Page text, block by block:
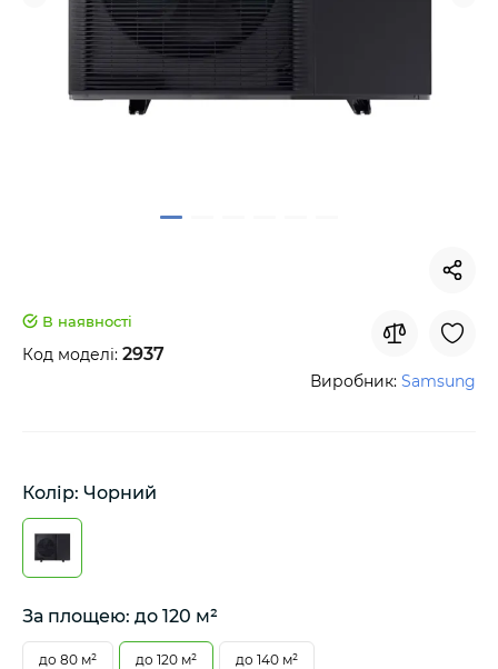
В наявності
Код моделі: 2937
Виробник: Samsung
Колір: Чорний
За площею: до 120 м²
до 80 м² до 120 м² до 140 м²